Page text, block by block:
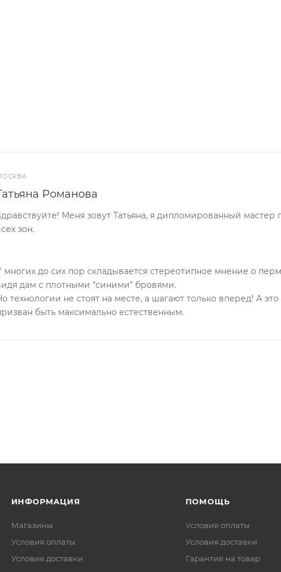
Романова
Меня зовут Татьяна, я дипломированный
зон.
многих до сих пор складывается стереотипное мнение о
дам с плотными "синими" бровями.
технологии не стоят на месте, а шагают только вперед! А
быть максимально естественным.
ИНФОРМАЦИЯ
Магазины
Условия оплаты
Условия доставки
ПОМОЩЬ
Условия оплаты
Условия доставки
Гарантия на товар